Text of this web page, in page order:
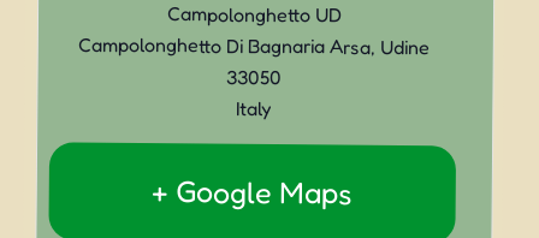
Campolonghetto UD
Campolonghetto Di Bagnaria Arsa, Udine
33050
Italy
+ Google Maps